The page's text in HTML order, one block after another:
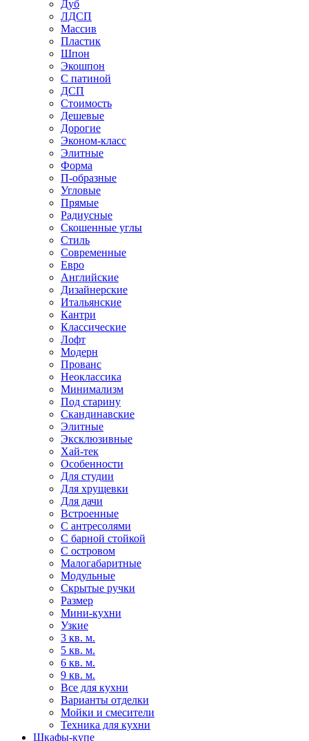
Дуб
ЛДСП
Массив
Пластик
Шпон
Экошпон
С патиной
ДСП
Стоимость
Дешевые
Дорогие
Эконом-класс
Элитные
Форма
П-образные
Угловые
Прямые
Радиусные
Скошенные углы
Стиль
Современные
Евро
Английские
Дизайнерские
Итальянские
Кантри
Классические
Лофт
Модерн
Прованс
Неоклассика
Минимализм
Под старину
Скандинавские
Элитные
Эксклюзивные
Хай-тек
Особенности
Для студии
Для хрущевки
Для дачи
Встроенные
С антресолями
С барной стойкой
С островом
Малогабаритные
Модульные
Скрытые ручки
Размер
Мини-кухни
Узкие
3 кв. м.
5 кв. м.
6 кв. м.
9 кв. м.
Все для кухни
Варианты отделки
Мойки и смесители
Техника для кухни
Шкафы-купе